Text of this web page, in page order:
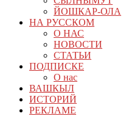
ЙОШКАР-ОЛА
НА РУССКОМ
О НАС
НОВОСТИ
СТАТЬИ
ПОДПИСКЕ
О нас
ВАШКЫЛ
ИСТОРИЙ
РЕКЛАМЕ